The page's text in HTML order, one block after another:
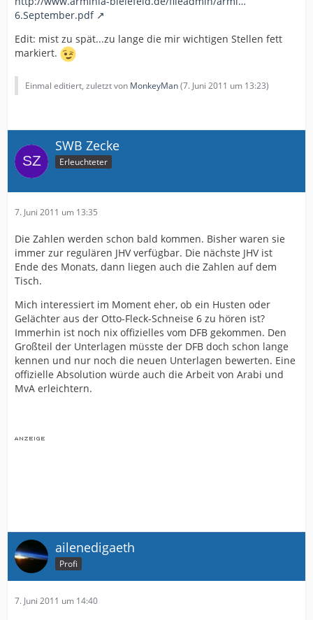
Bundesligafußball, juristisch hinsichtlich der
Rechtsformen, durch die Gründung einer Management
GmbH und einer KGaA angepasst hat, so bleibt 100 %
Bielefeld e. V.
und ihre Vertreterinnen und Vertreter in den
Entscheidungs- und Aufsichtsgremien des Vereins.
Sie erwarten eine redliche, tatkräftige und zuverlässige
wichtige Entscheidungen.Sie wollen sich mit ihren
Vertreterinnen und Vertretern identifizieren können
und in Kontakt stehen, Handlungsoptionen
kennenlernen und sich in geeigneter Weise einbringen
können.
Darüber hinaus vertritt der Verein die Stadt Bielefeld
weit über die Region hinaus. Das Image des Vereins
wird unmittelbar mit dem Image des Vereins und ihrer
Repräsentanten verbunden.
Der vorliegende Ehrenkodex soll das Handeln im
Öffentlichkeit in die Arbeit der ehrenamtlich und
der Gremien.
6.September.pdf
Edit: mist zu spät...zu lange die mir wichtigen Stellen fett
markiert.
Einmal editiert, zuletzt von MonkeyMan(7. Juni 2011 um 13:23)
SWB Zecke
Erleuchteter
7. Juni 2011 um 13:35
Die Zahlen werden schon bald kommen. Bisher waren sie
immer zur regulären JHV verfügbar. Die nächste JHV ist
Ende des Monats, dann liegen auch die Zahlen auf dem
Tisch.
Mich interessiert im Moment eher, ob ein Husten oder
Gelächter aus der Otto-Fleck-Schneise 6 zu hören ist?
Immerhin ist noch nix offizielles vom DFB gekommen. Den
Großteil der Unterlagen müsste der DFB doch schon lange
kennen und nur noch die neuen Unterlagen bewerten. Eine
offizielle Absolution würde auch die Arbeit von Arabi und
MvA erleichtern.
ailenedigaeth
Profi
7. Juni 2011 um 14:40